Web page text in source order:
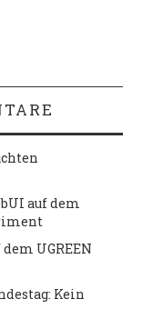
auf dem
UGREEN
Kein